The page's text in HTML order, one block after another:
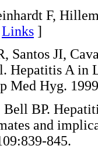
F,
Links ]
Santos JI,
Hepatitis A in
Med Hyg.
BP.
and